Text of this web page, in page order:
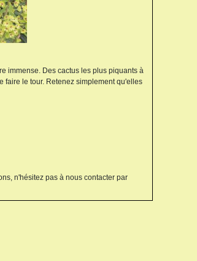
immense. Des cactus les plus piquants à
faire le tour. Retenez simplement qu'elles
n'hésitez pas à nous contacter par